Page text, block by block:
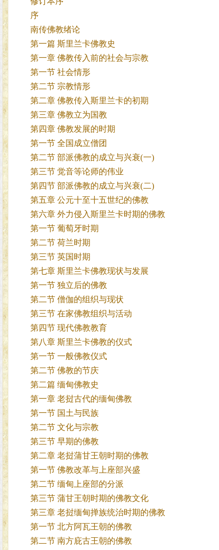
序
南传佛教绪论
第一篇 斯里兰卡佛教史
第一章 佛教传入前的社会与宗教
第一节 社会情形
第二节 宗教情形
第二章 佛教传入斯里兰卡的初期
第三章 佛教立为国教
第四章 佛教发展的时期
第一节 全国成立僧团
第二节 部派佛教的成立与兴衰(一)
第三节 觉音等论师的伟业
第四节 部派佛教的成立与兴衰(二)
第五章 公元十至十五世纪的佛教
第六章 外力侵入斯里兰卡时期的佛教
第一节 葡萄牙时期
第二节 荷兰时期
第三节 英国时期
第七章 斯里兰卡佛教现状与发展
第一节 独立后的佛教
第二节 僧伽的组织与现状
第三节 在家佛教组织与活动
第四节 现代佛教教育
第八章 斯里兰卡佛教的仪式
第一节 一般佛教仪式
第二节 佛教的节庆
第二篇 缅甸佛教史
第一章 老挝古代的缅甸佛教
第一节 国土与民族
第二节 文化与宗教
第三节 早期的佛教
第二章 老挝蒲甘王朝时期的佛教
第一节 佛教改革与上座部兴盛
第二节 缅甸上座部的分派
第三节 蒲甘王朝时期的佛教文化
第三章 老挝缅甸掸族统治时期的佛教
第一节 北方阿瓦王朝的佛教
第二节 南方庇古王朝的佛教